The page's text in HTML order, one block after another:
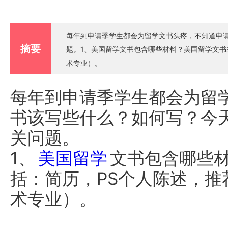
摘要
每年到申请季学生都会为留学文书头疼，不知道
题。1、美国留学文书包含哪些材料？美国留学文
术专业）。
每年到申请季学生都会为留
书该写些什么？如何写？今
关问题。
1、
美国留学文书包含哪些
括：简历，PS个人陈述，
术专业）。